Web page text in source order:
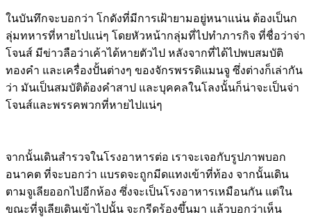
ในบันทึกจะบอกว่า โกดังที่มีการเฝ้ายามอยู่หนาแน่น ต้องเป็นก
ลุ่มทหารที่หายไปแน่ๆ โดยหัวหน้ากลุ่มที่ไปทำภารกิจ ที่ชื่อว่าจ่า
โจนส์ มีข่าวลือว่าเค้าได้หายตัวไป หลังจากที่ได้ไปพบสมบัติ
ทองคำ และเครื่องปั้นต่างๆ ของจักรพรรดิแมนจู ซึ่งต่างก็เล่ากัน
ว่า มันเป็นสมบัติต้องคำสาป และบุคคลในโลงนั้นก็น่าจะเป็นจ่า
โจนส์และพรรคพวกที่หายไปแน่ๆ
จากนั้นเดินสำรวจในโรงอาหารต่อ เราจะเจอกับรูปภาพบอก
อนาคต ที่จะบอกว่า แบรดจะถูกมีดแทงเข้าที่ท้อง จากนั้นเดิน
ตามจูเลียออกไปอีกห้อง ซึ่งจะเป็นโรงอาหารเหมือนกัน แต่ใน
ขณะที่จูเลียเดินเข้าไปนั้น จะกรีดร้องขึ้นมา แล้วบอกว่าเห็น